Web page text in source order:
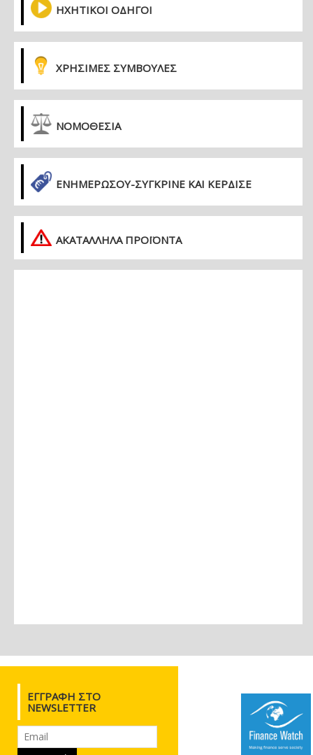
ΗΧΗΤΙΚΟΙ ΟΔΗΓΟΙ
ΧΡΗΣΙΜΕΣ ΣΥΜΒΟΥΛΕΣ
ΝΟΜΟΘΕΣΙΑ
ΕΝΗΜΕΡΏΣΟΥ-ΣΎΓΚΡΙΝΕ ΚΑΙ ΚΈΡΔΙΣΕ
ΑΚΑΤΑΛΛΗΛΑ ΠΡΟΪΟΝΤΑ
ΕΓΓΡΑΦΉ ΣΤΟ
NEWSLETTER